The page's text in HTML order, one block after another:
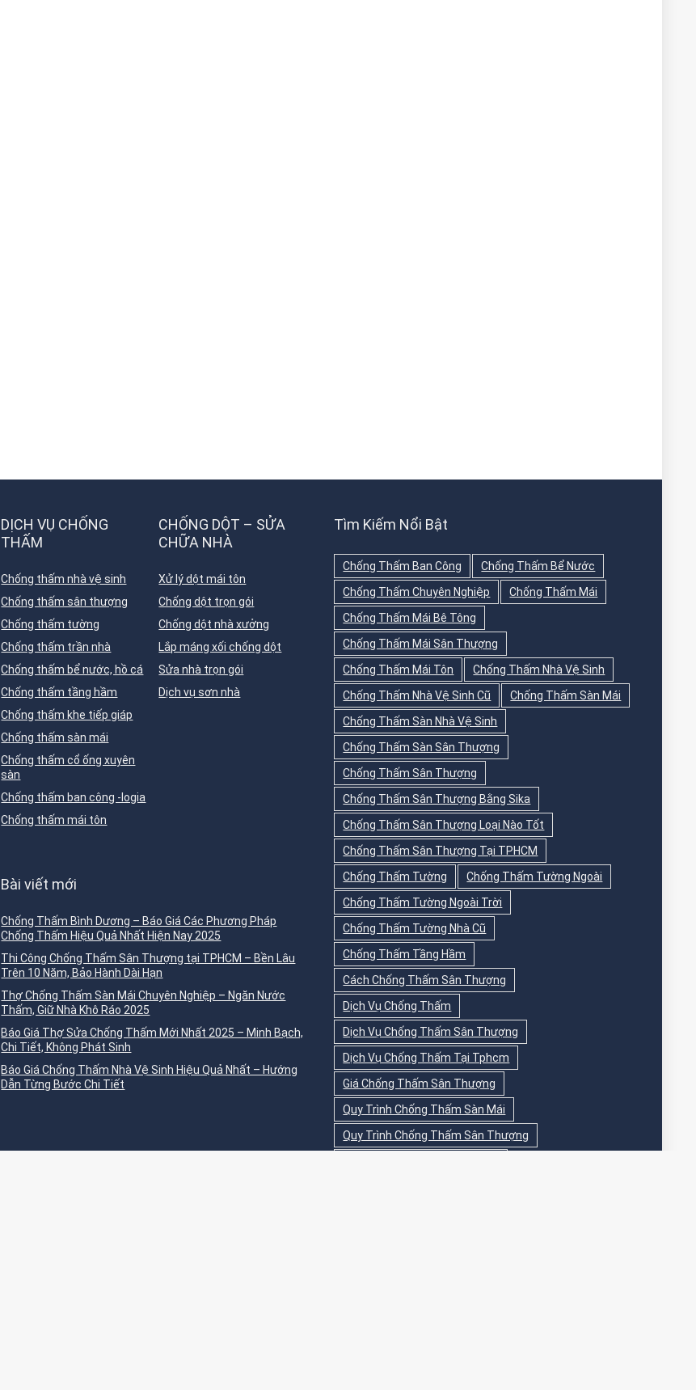
DỊCH VỤ CHỐNG
THẤM
Chống thấm nhà vệ sinh
Chống thấm sân thượng
Chống thấm tường
Chống thấm trần nhà
Chống thấm bể nước, hồ cá
Chống thấm tầng hầm
Chống thấm khe tiếp giáp
Chống thấm sàn mái
Chống thấm cổ ống xuyên
sàn
Chống thấm ban công -logia
Chống thấm mái tôn
CHỐNG DỘT – SỬA
CHỮA NHÀ
Xử lý dột mái tôn
Chống dột trọn gói
Chống dột nhà xưởng
Lắp máng xối chống dột
Sửa nhà trọn gói
Dịch vụ sơn nhà
Bài viết mới
Chống Thấm Bình Dương – Báo Giá Các Phương Pháp
Chống Thấm Hiệu Quả Nhất Hiện Nay 2025
Thi Công Chống Thấm Sân Thượng tại TPHCM – Bền Lâu
Trên 10 Năm, Bảo Hành Dài Hạn
Thợ Chống Thấm Sàn Mái Chuyên Nghiệp – Ngăn Nước
Thấm, Giữ Nhà Khô Ráo 2025
Báo Giá Thợ Sửa Chống Thấm Mới Nhất 2025 – Minh Bạch,
Chi Tiết, Không Phát Sinh
Báo Giá Chống Thấm Nhà Vệ Sinh Hiệu Quả Nhất – Hướng
Dẫn Từng Bước Chi Tiết
Tìm Kiếm Nổi Bật
Chống Thấm Ban Công
Chống Thấm Bể Nước
Chống Thấm Chuyên Nghiệp
Chống Thấm Mái
Chống Thấm Mái Bê Tông
Chống Thấm Mái Sân Thượng
Chống Thấm Mái Tôn
Chống Thấm Nhà Vệ Sinh
Chống Thấm Nhà Vệ Sinh Cũ
Chống Thấm Sàn Mái
Chống Thấm Sàn Nhà Vệ Sinh
Chống Thấm Sàn Sân Thượng
Chống Thấm Sân Thượng
Chống Thấm Sân Thượng Bằng Sika
Chống Thấm Sân Thượng Loại Nào Tốt
Chống Thấm Sân Thượng Tại TPHCM
Chống Thấm Tường
Chống Thấm Tường Ngoài
Chống Thấm Tường Ngoài Trời
Chống Thấm Tường Nhà Cũ
Chống Thấm Tầng Hầm
Cách Chống Thấm Sân Thượng
Dịch Vụ Chống Thấm
Dịch Vụ Chống Thấm Sân Thượng
Dịch Vụ Chống Thấm Tại Tphcm
Giá Chống Thấm Sân Thượng
Quy Trình Chống Thấm Sàn Mái
Quy Trình Chống Thấm Sân Thượng